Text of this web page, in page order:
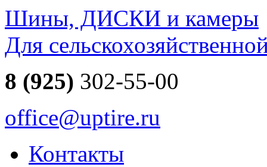
Шины, ДИСКИ и камеры
Для
8 (925) 302-55-00
office@uptire.ru
Контакты